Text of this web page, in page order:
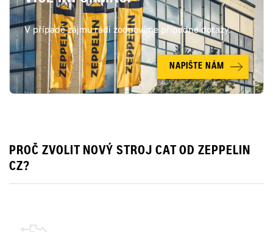
V případě zájmu rádi zodpovíme případné dotazy.
NAPIŠTE NÁM
PROČ ZVOLIT NOVÝ STROJ CAT OD ZEPPELIN
CZ?